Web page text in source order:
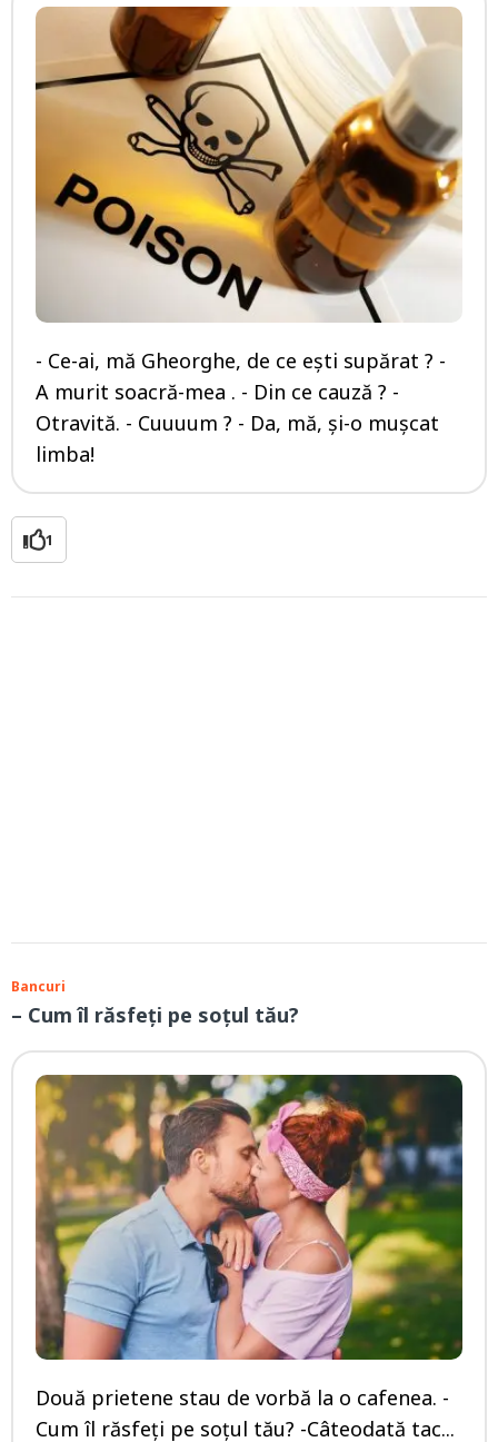
- Ce-ai, mă Gheorghe, de ce ești supărat ? -
A murit soacră-mea . - Din ce cauză ? -
Otravită. - Cuuuum ? - Da, mă, și-o mușcat
limba!
1
Bancuri
– Cum îl răsfeți pe soțul tău?
Două prietene stau de vorbă la o cafenea. -
Cum îl răsfeți pe soțul tău? -Câteodată tac...